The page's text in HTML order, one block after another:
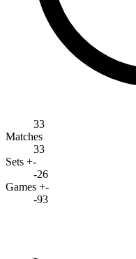
33
Matches
33
Sets +-
-26
Games +-
-93